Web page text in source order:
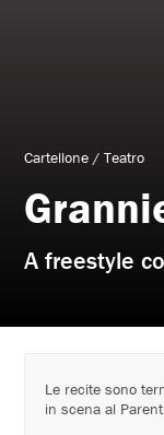
Cartellone/Teatro
A freestyle
Le recite sono
in scena al